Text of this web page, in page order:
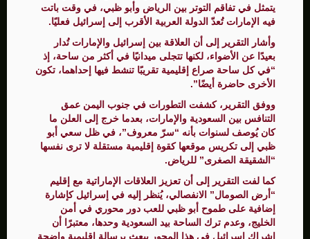
يتمثل في تفاقم التوتر بين الرياض وأبو ظبي، في وقت باتت
فيه الإمارات تُعدّ الدولة العربية الأقرب إلى إسرائيل فعليًا.
وأشار التقرير إلى أن العلاقة بين إسرائيل والإمارات تُدار
بعيدًا عن الأضواء، لكنها تتجلى ميدانيًا في أكثر من ساحة، إذ
“في كل ساحة صراع إقليمية تقريبًا تنشط فيها إحداهما، تكون
الأخرى حاضرة أيضًا”.
ووفق التقرير، كشفت التطورات في جنوب اليمن عمق
التنافس بين السعودية والإمارات، بعدما خرج إلى العلن ما
كان يُوصف لسنوات بأنه “سرّ معروف”، في ظل سعي أبو
ظبي إلى تكريس موقعها كقوة إقليمية مستقلة لا ترى نفسها
“الشقيقة الصغرى” للرياض.
كما لفت التقرير إلى أن تعزيز العلاقات الإماراتية مع إقليم
“أرض الصومال” الانفصالي، يُنظر إليه في إسرائيل كإشارة
إضافية على طموح أبو ظبي للعب دور محوري في أمن
الخليج، وعدم ترك الساحة بيد السعودية وحدها، معتبرًا أن
إشراك إسرائيل في هذا المحور يبعث برسالة إقليمية واضحة